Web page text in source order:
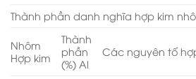
Thành phần danh nghĩa hợp kim
Nhôm
Hợp kim
Thành
phần
(%) Al
Các nguyên tố